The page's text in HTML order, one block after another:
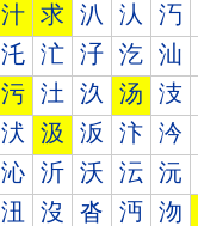
汁 求 汃 汄 汅
汑 汒 汓 汔 汕
污 汢 汣 汤 汥
汱 汲 汳 汴 汵
沁 沂 沃 沄 沅
沑 沒 沓 沔 沕